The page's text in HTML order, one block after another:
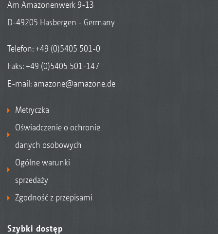
Am Amazonenwerk 9-13
D-49205 Hasbergen - Germany
Telefon:+49 (0)5405 501-0
Faks: +49 (0)5405 501-147
E-mail: amazone@amazone.de
Metryczka
Oświadczenie o ochronie
danych osobowych
Ogólne warunki
sprzedaży
Zgodność z przepisami
Szybki dostęp